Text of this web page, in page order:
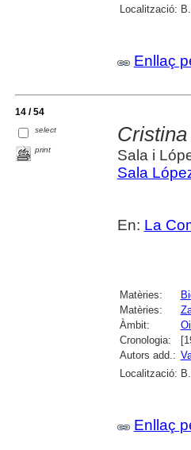
Localització:
Enllaç
14 / 54
select
print
Sala i
Sala
En: La
Matèries:
Matèries:
Àmbit:
Cronologia:
Autors add.:
Localització:
Enllaç